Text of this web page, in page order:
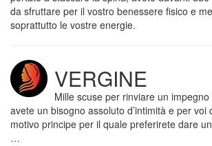
da sfruttare per il vostro benessere fisico e
soprattutto le vostre energie.
VERGINE
Mille scuse per rinviare un
avete un bisogno assoluto d’intimità e per voi
motivo principe per il quale preferirete dare
…